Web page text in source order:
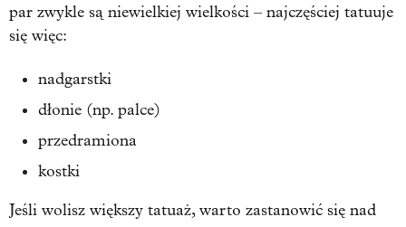
par zwykle są niewielkiej wielkości – najczęściej tatuuje
się więc:
nadgarstki
dłonie (np. palce)
przedramiona
kostki
Jeśli wolisz większy tatuaż, warto zastanowić się nad